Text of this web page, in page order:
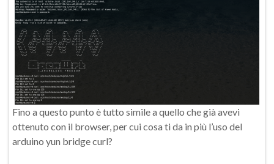
Fino a questo punto è tutto simile a quello che già avevi
ottenuto con il browser, per cui cosa ti da in più l’uso del
arduino yun bridge curl?